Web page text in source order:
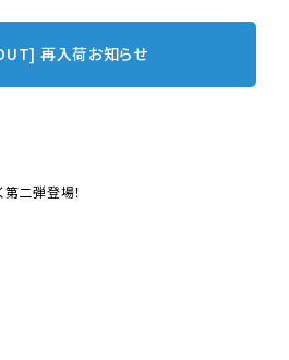
再入荷お知らせ
第二弾登場！